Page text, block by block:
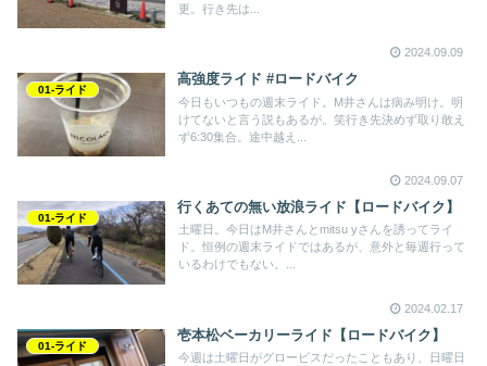
更。行き先は...
2024.09.09
01-ライド
高強度ライド #ロードバイク
今日もいつもの週末ライド。M井さんは病み明け。明
けてないと言う説もあるが。笑行き先決めず取り敢え
ず6:30集合。途中越え...
2024.09.07
01-ライド
行くあての無い放浪ライド【ロードバイク】
土曜日。今日はM井さんとmitsu yさんを誘ってライ
ド。恒例の週末ライドではあるが、意外と毎週行って
いるわけでもない。...
2024.02.17
01-ライド
壱本松ベーカリーライド【ロードバイク】
今週は土曜日がグロービスだったこともあり、日曜日